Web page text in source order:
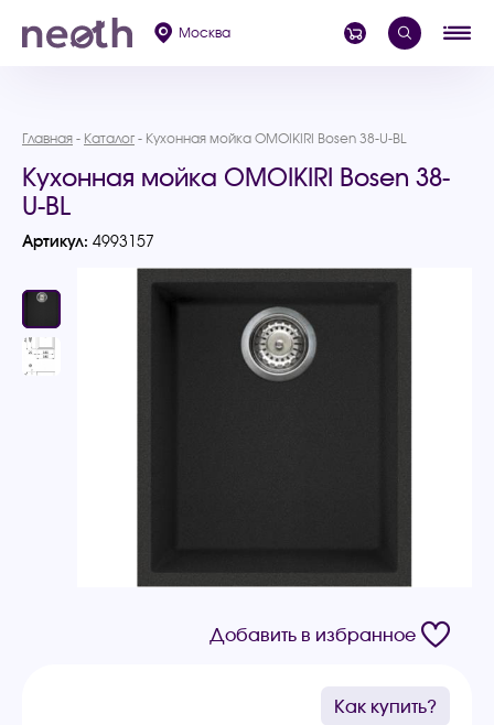
Москва
Главная Каталог Кухонная мойка OMOIKIRI Bosen 38-U-BL
Кухонная мойка OMOIKIRI Bosen 38-
U-BL
Артикул: 4993157
Добавить в избранное
Как купить?